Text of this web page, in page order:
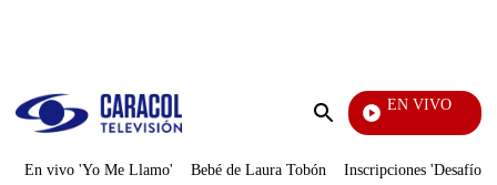
Enviar
EN VIVO
En vivo 'Yo Me Llamo' Bebé de Laura Tobón Inscripciones 'Desafío'